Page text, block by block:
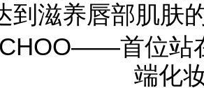
到滋养唇部肌肤